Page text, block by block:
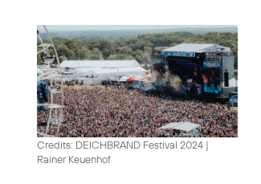
Credits: DEICHBRAND Festival 2024 |
Rainer Keuenhof